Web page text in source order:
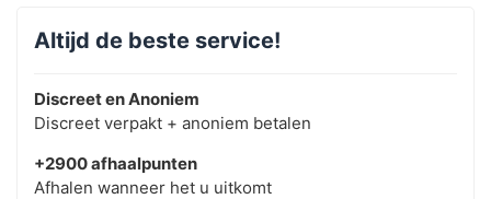
Altijd de beste service!
Discreet en Anoniem
Discreet verpakt + anoniem betalen
+2900 afhaalpunten
Afhalen wanneer het u uitkomt